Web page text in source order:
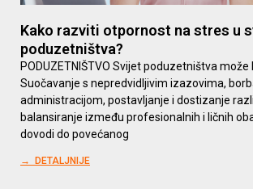
Kako razviti otpornost na stres u
poduzetništva?
PODUZETNIŠTVO Svijet poduzetništva
Suočavanje s nepredvidljivim izazovima,
administracijom, postavljanje i dostizanje
balansiranje između profesionalnih i ličnih
dovodi do povećanog
→ DETALJNIJE